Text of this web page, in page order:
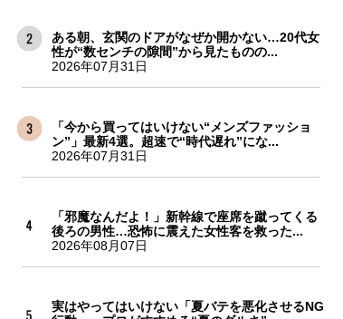
ある朝、玄関のドアがなぜか開かない…20代女
性が“数センチの隙間”から見たものの...
2026年07月31日
「今から買ってはいけない“メンズファッショ
ン”」最新4選。超速で“時代遅れ”にな...
2026年07月31日
「邪魔なんだよ！」新幹線で座席を蹴ってくる
後ろの男性…恐怖に震えた女性客を救った...
2026年08月07日
実はやってはいけない「夏バテを悪化させるNG